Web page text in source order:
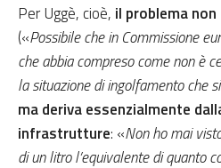
Per Uggè, cioè, il problema
(«Possibile che in Commissione
che abbia compreso come non è
la situazione di ingolfamento che
ma deriva essenzialmente
infrastrutture: «Non ho mai
di un litro l’equivalente di quanto